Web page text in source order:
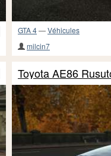
GTA 4—Véhicules
milcin7
Toyota AE86